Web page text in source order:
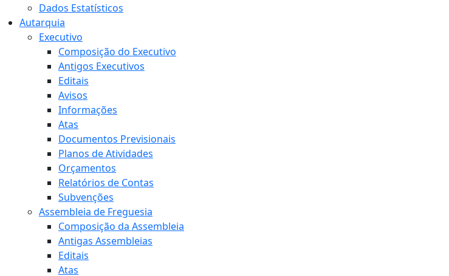
Dados Estatísticos
Autarquia
Executivo
Composição do Executivo
Antigos Executivos
Editais
Avisos
Informações
Atas
Documentos Previsionais
Planos de Atividades
Orçamentos
Relatórios de Contas
Subvenções
Assembleia de Freguesia
Composição da Assembleia
Antigas Assembleias
Editais
Atas